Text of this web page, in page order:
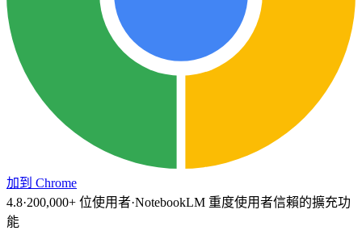
加到 Chrome
4.8·200,000+ 位使用者·NotebookLM 重度使用者信賴的擴充功
能